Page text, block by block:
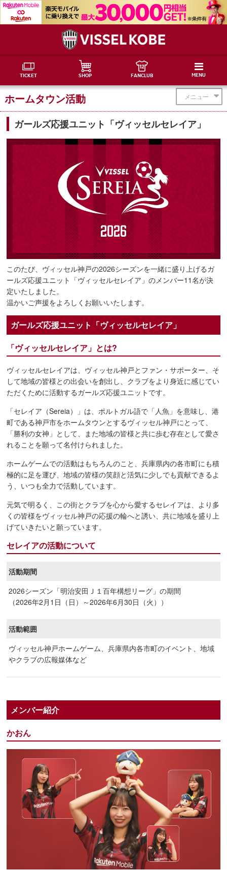
TICKET SHOP FANCLUB MENU
メニュー
ホームタウン活動
ガールズ応援ユニット「ヴィッセルセレイア」
このたび、ヴィッセル神戸の2026シーズンを一緒に盛り上げるガ
ールズ応援ユニット「ヴィッセルセレイア」のメンバー11名が決
定いたしました。
温かいご声援をよろしくお願いいたします。
ガールズ応援ユニット「ヴィッセルセレイア」
「ヴィッセルセレイア」とは?
ヴィッセルセレイアは、ヴィッセル神戸とファン・サポーター、そ
して地域の皆様との出会いを創出し、クラブをより身近に感じてい
ただくために活動するガールズ応援ユニットです。
「セレイア（Sereia）」は、ポルトガル語で「人魚」を意味し、港
町である神戸市をホームタウンとするヴィッセル神戸にとって、
「勝利の女神」として、また地域の皆様と共に歩む存在として愛さ
れることを願って名付けられました。
ホームゲームでの活動はもちろんのこと、兵庫県内の各市町にも積
極的に足を運び、地域の皆様の笑顔と活気に少しでも貢献できるよ
う、いつも全力で活動しています。
元気で明るく、この街とクラブを心から愛するセレイアは、より多
くの皆様をヴィッセル神戸の応援の輪へと誘い、共に地域を盛り上
げていきたいと願っています。
セレイアの活動について
活動期間
2026シーズン「明治安田Ｊ１百年構想リーグ」の期間
（2026年2月1日（日）～2026年6月30日（火））
活動範囲
ヴィッセル神戸ホームゲーム、兵庫県内各市町のイベント、地域
やクラブの広報媒体など
メンバー紹介
かおん